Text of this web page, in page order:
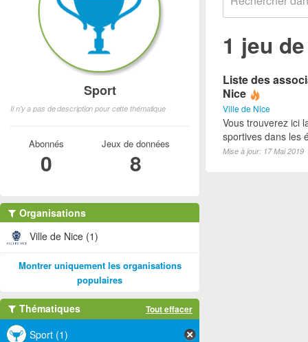
1 jeu
Liste des
Nice
Ville de Nice
Vous trouverez ici
sportives dans les
Mise à jour: 17 Mai 2019
Sport
Il n'y a pas de description pour cette thématique
Abonnés
0
Jeux de données
8
Organisations
Ville de Nice (1)
Montrer uniquement les organisations
populaires
Thématiques Tout effacer
Sport (1)